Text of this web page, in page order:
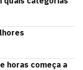
horas começa a